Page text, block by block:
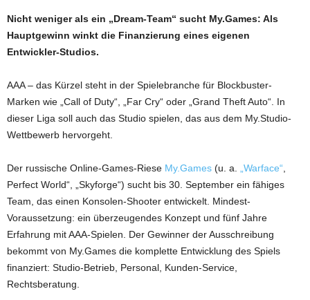
Nicht weniger als ein „Dream-Team“ sucht My.Games: Als
Hauptgewinn winkt die Finanzierung eines eigenen
Entwickler-Studios.
AAA – das Kürzel steht in der Spielebranche für Blockbuster-
Marken wie „Call of Duty“, „Far Cry“ oder „Grand Theft Auto“. In
dieser Liga soll auch das Studio spielen, das aus dem My.Studio-
Wettbewerb hervorgeht.
Der russische Online-Games-Riese My.Games (u. a. „Warface“
Perfect World“, „Skyforge“) sucht bis 30. September ein fähiges
Team, das einen Konsolen-Shooter entwickelt. Mindest-
Voraussetzung: ein überzeugendes Konzept und fünf Jahre
Erfahrung mit AAA-Spielen. Der Gewinner der Ausschreibung
bekommt von My.Games die komplette Entwicklung des Spiels
finanziert: Studio-Betrieb, Personal, Kunden-Service,
Rechtsberatung.